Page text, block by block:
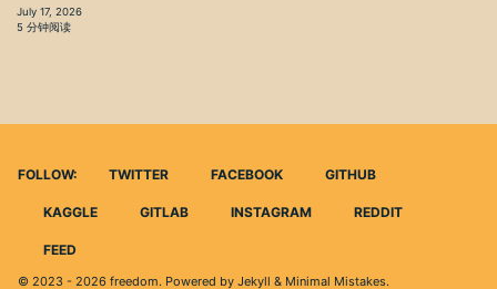
July 17, 2026
5 分钟阅读
FOLLOW: TWITTER FACEBOOK GITHUB
KAGGLE GITLAB INSTAGRAM REDDIT
FEED
© 2023 - 2026 freedom. Powered by Jekyll & Minimal Mistakes.